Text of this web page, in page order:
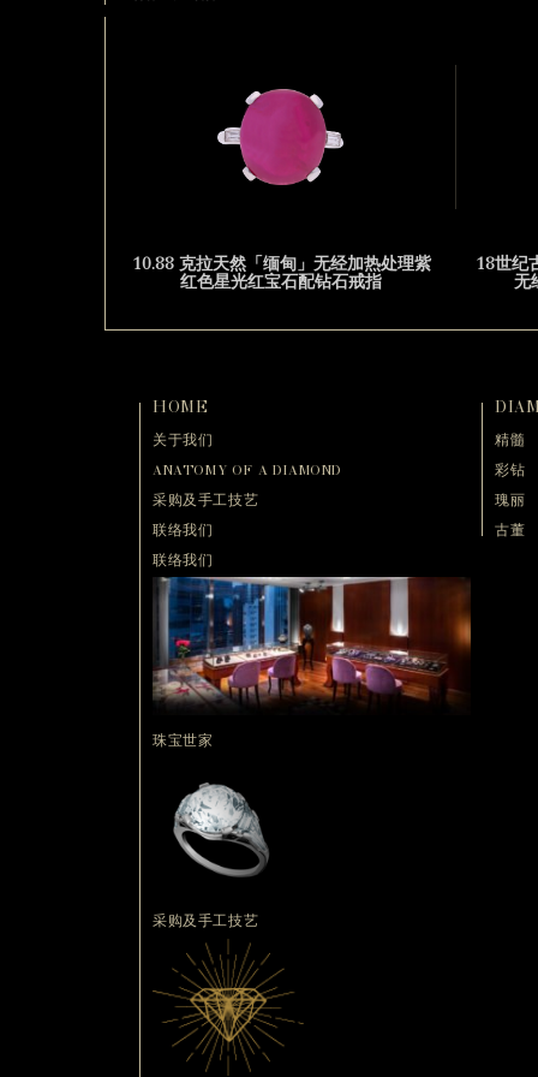
10.88 克拉天然「缅甸」无经加热处理紫
红色星光红宝石配钻石戒指
18世纪
无
HOME
关于我们
ANATOMY OF A DIAMOND
采购及手工技艺
联络我们
联络我们
珠宝世家
采购及手工技艺
精髓
彩钻
瑰丽
古董